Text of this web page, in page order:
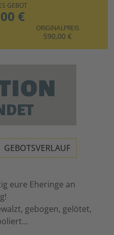
GEBOT
€
ORIGINALPREIS
590,00 €
eure Eheringe an
gebogen, gelötet,
GEBOTSVERLAUF